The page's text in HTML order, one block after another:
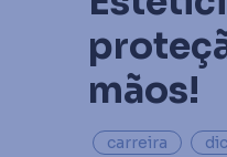
mãos!
carreira